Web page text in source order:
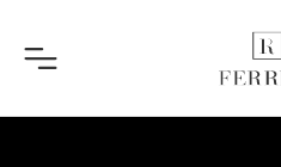
Menu